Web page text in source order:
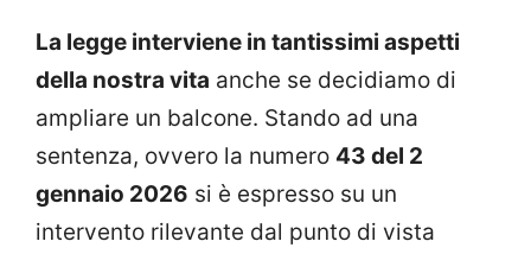
La legge interviene in tantissimi aspetti
della nostra vita anche se decidiamo di
ampliare un balcone. Stando ad una
sentenza, ovvero la numero 43 del 2
gennaio 2026 si è espresso su un
intervento rilevante dal punto di vista